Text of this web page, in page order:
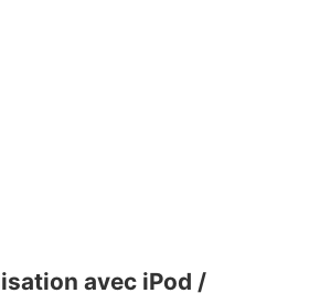
avec iPod /